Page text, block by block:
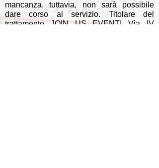
mancanza, tuttavia, non sarà possibile
dare corso al servizio. Titolare del
trattamento JOIN US EVENTI Via IV